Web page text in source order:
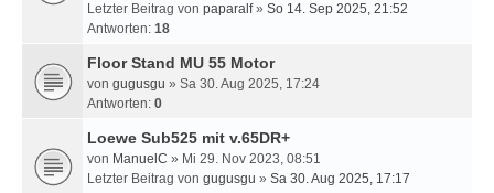
Letzter Beitrag von paparalf» So 14. Sep 2025, 21:52
Antworten: 18
Floor Stand MU 55 Motor
von gugusgu » Sa 30. Aug 2025, 17:24
Antworten: 0
Loewe Sub525 mit v.65DR+
von ManuelC » Mi 29. Nov 2023, 08:51
Letzter Beitrag von gugusgu » Sa 30. Aug 2025, 17:17